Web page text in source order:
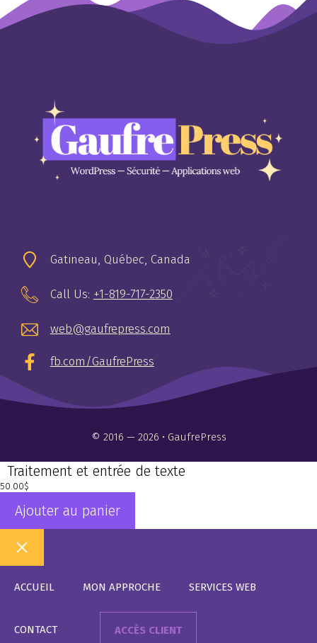
Gatineau, Québec, Canada
Call Us: +1-819-717-2350
web@gaufrepress.com
fb.com/GaufrePress
© 2016 — 2026 • GaufrePress
Traitement et entrée de texte
50.00$
Ajouter au panier
Fermer
ACCUEIL MON APPROCHE SERVICES WEB
CONTACT ACCÈS CLIENT